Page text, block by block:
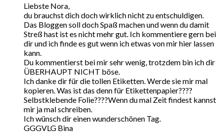
Liebste Nora,
du brauchst dich doch wirklich nicht zu entschuldigen.
Das Bloggen soll doch Spaß machen und wenn du damit
Streß hast ist es nicht mehr gut. Ich kommentiere gern bei
dir und ich finde es gut wenn ich etwas von mir hier lassen
kann.
Du kommentierst bei mir sehr wenig, trotzdem bin ich dir
ÜBERHAUPT NICHT böse.
Ich danke dir für die tollen Etiketten. Werde sie mir mal
kopieren. Was ist das denn für Etikettenpapier????
Selbstklebende Folie????Wenn du mal Zeit findest kannst
mir ja mal schreiben.
Ich wünsch dir einen wunderschönen Tag.
GGGVLG Bina